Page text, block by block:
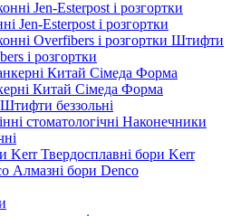
Jen-Esterpost і розгортки
Штифти
і розгортки
Китай Сімеда Форма
Штифти беззольні
Наконечники
Твердосплавні бори Kerr
Алмазні бори Denco